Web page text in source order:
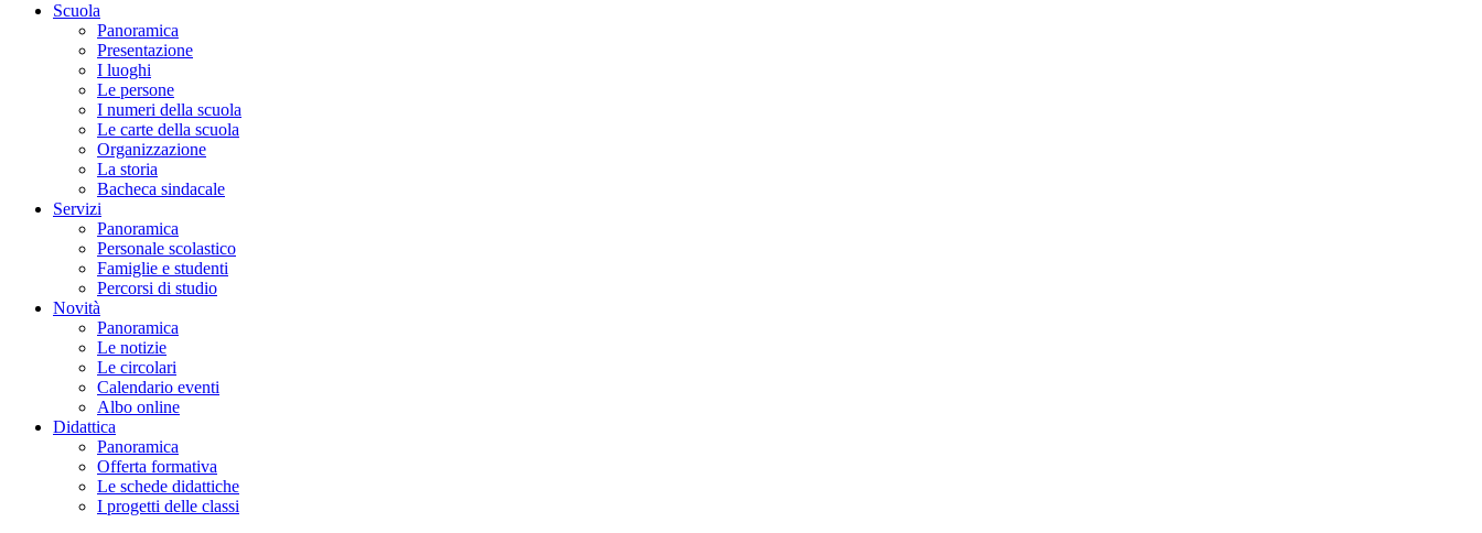
Scuola
Panoramica
Presentazione
I luoghi
Le persone
I numeri della scuola
Le carte della scuola
Organizzazione
La storia
Bacheca sindacale
Servizi
Panoramica
Personale scolastico
Famiglie e studenti
Percorsi di studio
Novità
Panoramica
Le notizie
Le circolari
Calendario eventi
Albo online
Didattica
Panoramica
Offerta formativa
Le schede didattiche
I progetti delle classi